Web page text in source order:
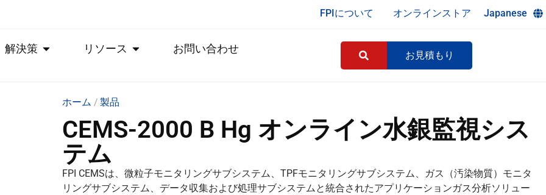
FPIについて オンラインストア Japanese
解決策 リソース お問い合わせ お見積もり
ホーム /製品
CEMS-2000 B Hg オンライン水銀監視シス
テム
FPI CEMSは、微粒子モニタリングサブシステム、TPFモニタリングサブシステム、ガス（汚染物質）モニタ
リングサブシステム、データ収集および処理サブシステムと統合されたアプリケーションガス分析ソリュー